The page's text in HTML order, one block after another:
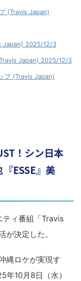
(Travis Japan)
Japan) 2025/12/3
Japan) 2025/12/3
プ (Travis Japan)
！シン日本
ESSE』美
ィ番組「Travis
決定した。
縄ロケが実現す
年10月8日（水）